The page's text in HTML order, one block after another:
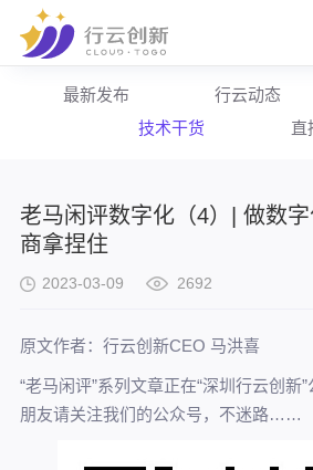
最新发布 行云动态
技术干货
直
老马闲评数字化（4）| 做数
商拿捏住
2023-03-09 2692
原文作者：行云创新CEO 马洪喜
“老马闲评”系列文章正在“深圳行云创新
朋友请关注我们的公众号，不迷路……